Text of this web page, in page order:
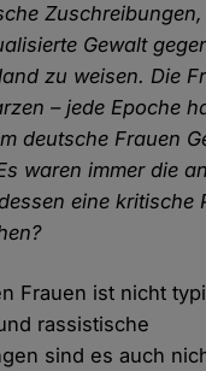
Gewalt
zu weisen. Die
– jede Epoche
deutsche Frauen
waren immer die
eine kritische
Frauen ist nicht
rassistische
sind es auch